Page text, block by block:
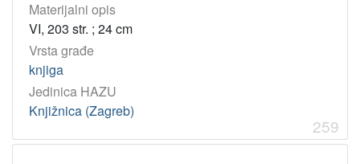
Materijalni opis
VI, 203 str. ; 24 cm
Vrsta građe
knjiga
Jedinica HAZU
Knjižnica (Zagreb)
259